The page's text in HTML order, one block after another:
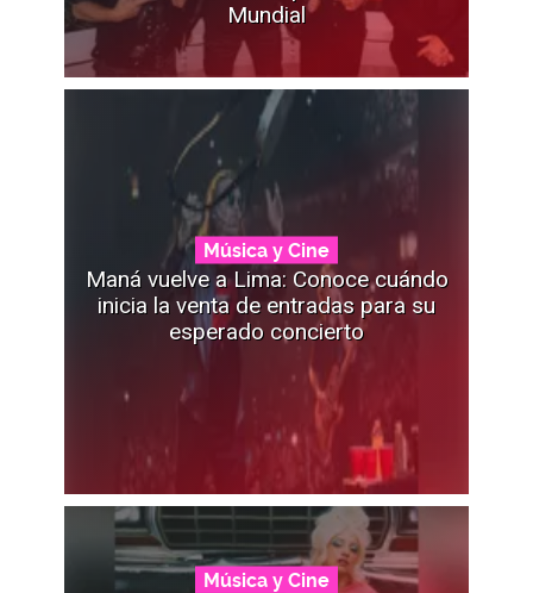
Mundial
Música y Cine
Maná vuelve a Lima: Conoce cuándo
inicia la venta de entradas para su
esperado concierto
Música y Cine